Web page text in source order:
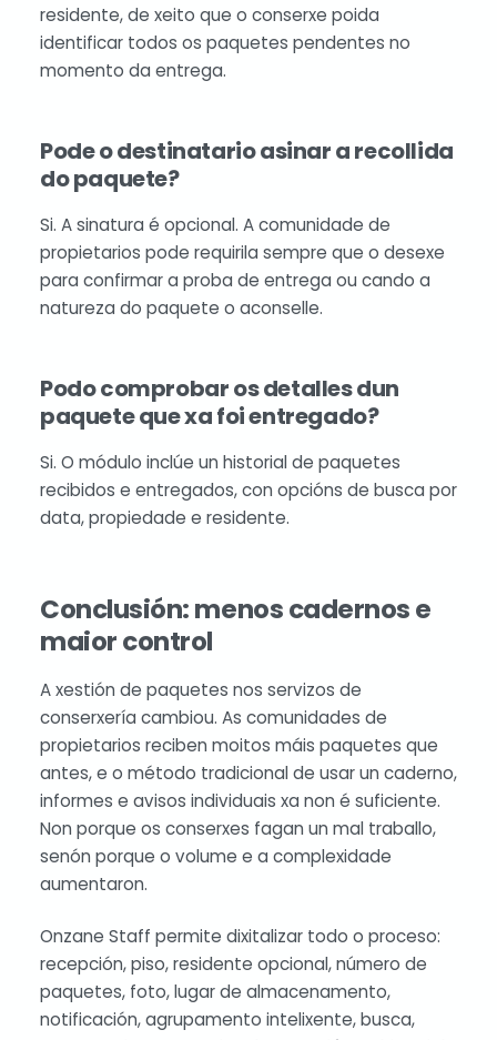
residente, de xeito que o conserxe poida
identificar todos os paquetes pendentes no
momento da entrega.
Pode o destinatario asinar a recollida
do paquete?
Si. A sinatura é opcional. A comunidade de
propietarios pode requirila sempre que o desexe
para confirmar a proba de entrega ou cando a
natureza do paquete o aconselle.
Podo comprobar os detalles dun
paquete que xa foi entregado?
Si. O módulo inclúe un historial de paquetes
recibidos e entregados, con opcións de busca por
data, propiedade e residente.
Conclusión: menos cadernos e
maior control
A xestión de paquetes nos servizos de
conserxería cambiou. As comunidades de
propietarios reciben moitos máis paquetes que
antes, e o método tradicional de usar un caderno,
informes e avisos individuais xa non é suficiente.
Non porque os conserxes fagan un mal traballo,
senón porque o volume e a complexidade
aumentaron.
Onzane Staff permite dixitalizar todo o proceso:
recepción, piso, residente opcional, número de
paquetes, foto, lugar de almacenamento,
notificación, agrupamento intelixente, busca,